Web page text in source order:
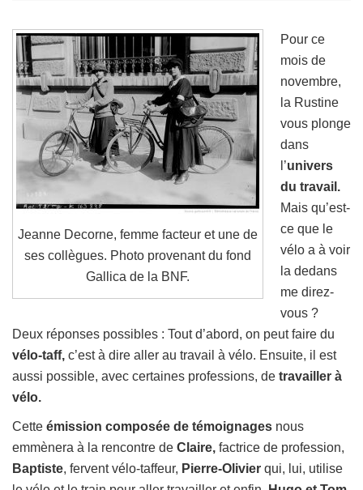
Jeanne Decorne, femme facteur et une de
ses collègues. Photo provenant du fond
Gallica de la BNF.
Pour ce
mois de
novembre,
la Rustine
vous plonge
dans
l’univers
du travail.
Mais qu’est-
ce que le
vélo a à voir
la dedans
me direz-
vous ?
Deux réponses possibles : Tout d’abord, on peut faire du
vélo-taff, c’est à dire aller au travail à vélo. Ensuite, il est
aussi possible, avec certaines professions, de travailler à
vélo.
Cette émission composée de témoignages nous
emmènera à la rencontre de Claire, factrice de profession,
Baptiste, fervent vélo-taffeur, Pierre-Olivier qui, lui, utilise